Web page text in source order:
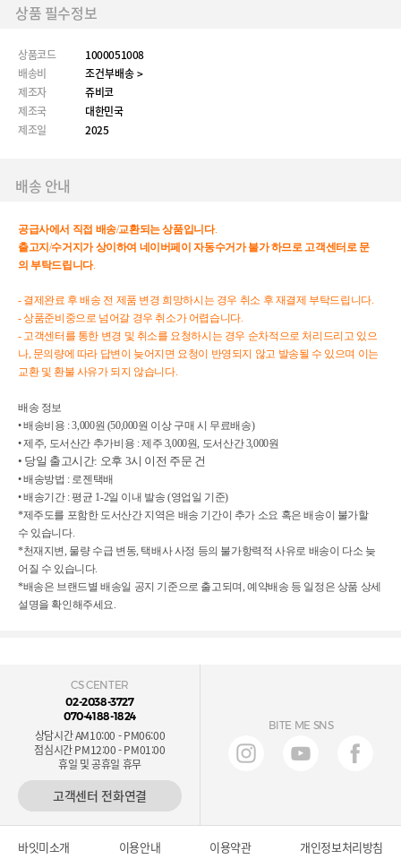
상품 필수정보
상품코드
1000051008
배송비
조건부배송 >
제조자
쥬비코
제조국
대한민국
제조일
2025
배송 안내
공급사에서 직접 배송/교환되는상품입니다.
출고지/수거지가 상이하여 네이버페이 자동수거가 불가하므로 고객센터로 문
의 부탁드립니다.
- 결제완료 후 배송 전 제품 변경 희망하시는 경우 취소 후 재결제 부탁드립니다.
- 상품준비중으로 넘어갈 경우 취소가 어렵습니다.
- 고객센터를 통한 변경 및 취소를 요청하시는 경우 순차적으로 처리드리고 있으
나, 문의량에 따라 답변이 늦어지면 요청이 반영되지 않고 발송될 수 있으며 이는
교환 및 환불 사유가 되지 않습니다.
배송 정보
• 배송비용 : 3,000원 (50,000원 이상 구매 시 무료배송)
• 제주, 도서산간 추가비용 : 제주 3,000원, 도서산간 3,000원
• 당일 출고시간: 오후 3시 이전 주문 건
• 배송방법 : 로젠택배
• 배송기간 : 평균 1-2일 이내 발송 (영업일 기준)
*제주도를 포함한 도서산간 지역은 배송 기간이 추가 소요 혹은 배송이 불가할
수 있습니다.
*천재지변, 물량 수급 변동, 택배사 사정 등의 불가항력적 사유로 배송이 다소 늦
어질 수 있습니다.
*배송은 브랜드별 배송일 공지 기준으로 출고되며, 예약배송 등 일정은 상품 상세
설명을 확인해주세요.
CS CENTER
02-2038-3727
070-4188-1824
상담시간 AM10:00 - PM06:00
점심시간 PM12:00 - PM01:00
휴일 및 공휴일 휴무
고객센터 전화연결
BITE ME SNS
바잇미소개 이용안내 이용약관 개인정보처리방침